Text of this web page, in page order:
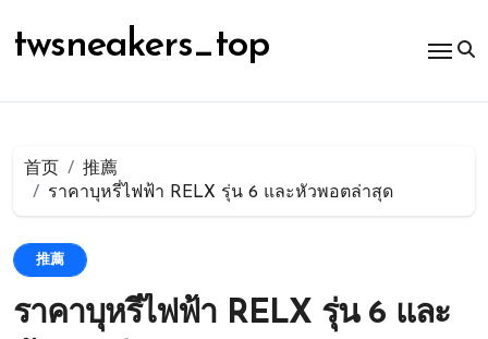
容
twsneakers_top
首页
推薦
ราคาบุหรี่ไฟฟ้า RELX รุ่น 6 และหัวพอตล่าสุด
推薦
ราคาบุหรี่ไฟฟ้า RELX รุ่น 6 และ